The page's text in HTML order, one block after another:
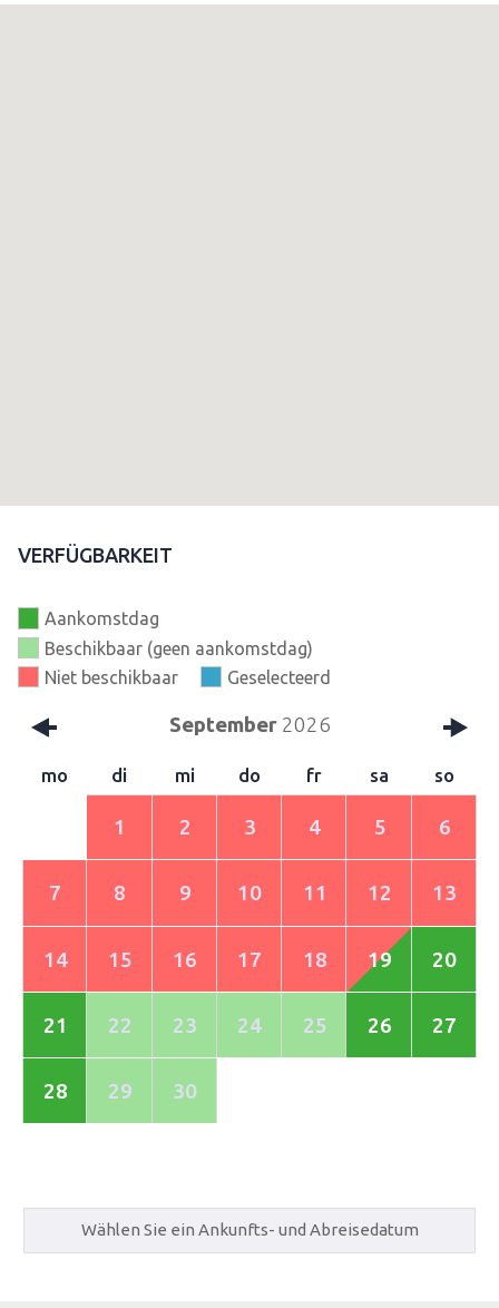
VERFÜGBARKEIT
Aankomstdag
Beschikbaar (geen aankomstdag)
Niet beschikbaar
Geselecteerd
September 2026
mo di mi do fr sa so
1 2 3 4 5 6
7 8 9 10 11 12 13
14 15 16 17 18 19 20
21 22 23 24 25 26 27
28 29 30